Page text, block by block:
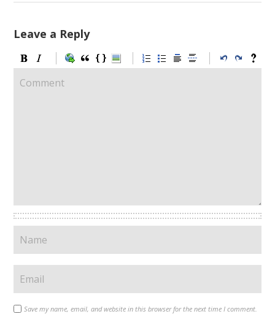
Leave a Reply
Save my name, email, and website in this browser for the next time I comment.